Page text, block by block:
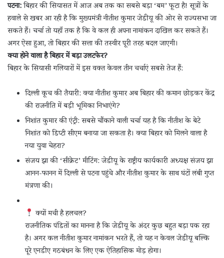
पटना:बिहार की सियासत में आज अब तक का सबसे बड़ा ‘बम’ फूटा है! सूत्रों के
हवाले से खबर आ रही है कि मुख्यमंत्री नीतीश कुमार जेडीयू की ओर से राज्यसभा जा
सकते हैं। चर्चा तो यहाँ तक है कि वे कल ही अपना नामांकन दाखिल कर सकते हैं।
अगर ऐसा हुआ, तो बिहार की सत्ता की तस्वीर पूरी तरह बदल जाएगी।
क्या होने वाला है बिहार में बड़ा उलटफेर?
बिहार के सियासी गलियारों में इस वक्त केवल तीन चर्चाएं सबसे तेज हैं:
दिल्ली कूच की तैयारी: क्या नीतीश कुमार अब बिहार की कमान छोड़कर केंद्र
की राजनीति में बड़ी भूमिका निभाएंगे?
निशांत कुमार की एंट्री: सबसे चौंकाने वाली चर्चा यह है कि नीतीश के बेटे
निशांत को डिप्टी सीएम बनाया जा सकता है। क्या बिहार को मिलने वाला है
नया युवा चेहरा?
संजय झा की ‘सीक्रेट’ मीटिंग: जेडीयू के राष्ट्रीय कार्यकारी अध्यक्ष संजय झा
आनन-फानन में दिल्ली से पटना पहुंचे और नीतीश कुमार के साथ घंटों लंबी गुप्त
मंत्रणा की।
क्यों मची है हलचल?
राजनीतिक पंडितों का मानना है कि जेडीयू के अंदर कुछ बहुत बड़ा पक रहा
है। अगर कल नीतीश कुमार नामांकन भरते हैं, तो यह न केवल जेडीयू बल्कि
पूरे एनडीए गठबंधन के लिए एक ऐतिहासिक मोड़ होगा।